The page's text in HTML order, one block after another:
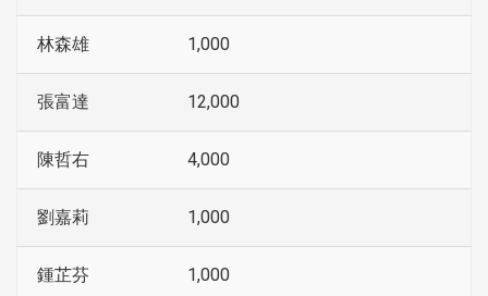
林森雄 1,000
張富達 12,000
陳哲右 4,000
劉嘉莉 1,000
鍾芷芬 1,000